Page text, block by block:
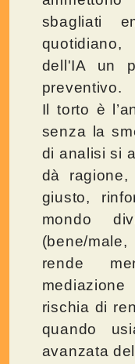
sbagliati
dell'IA un
preventivo.
Il torto è
senza la
di analisi si
dà
giusto,
mondo
(bene/
rende
rischia di
quando
avanzata